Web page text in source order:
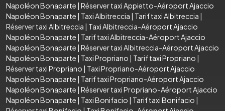
Napoléon Bonaparte | Réserver taxi Appietto-Aéroport Ajaccio
Napoléon Bonaparte | Taxi Albitreccia | Tarif taxi Albitreccia |
Réserver taxi Albitreccia | Taxi Albitreccia-Aéroport Ajaccio
Napoléon Bonaparte | Tarif taxi Albitreccia-Aéroport Ajaccio
Napoléon Bonaparte | Réserver taxi Albitreccia-Aéroport Ajaccio
Napoléon Bonaparte | Taxi Propriano | Tarif taxi Propriano |
Réserver taxi Propriano | Taxi Propriano-Aéroport Ajaccio
Napoléon Bonaparte | Tarif taxi Propriano-Aéroport Ajaccio
Napoléon Bonaparte | Réserver taxi Propriano-Aéroport Ajaccio
Napoléon Bonaparte | Taxi Bonifacio | Tarif taxi Bonifacio |